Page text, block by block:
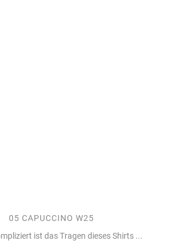
05 CAPUCCINO W25
ist das Tragen dieses Shirts ...